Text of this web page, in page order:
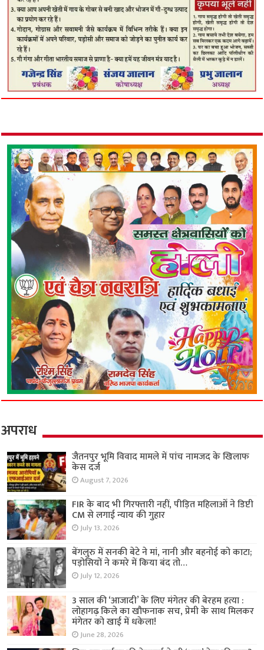
अपराध
जैतनपुर भूमि विवाद मामले में पांच नामजद के खिलाफ
केस दर्ज
August 7, 2026
FIR के बाद भी गिरफ्तारी नहीं, पीड़ित महिलाओं ने डिप्टी
CM से लगाई न्याय की गुहार
July 13, 2026
बेंगलुरु में सनकी बेटे ने मां, नानी और बहनोई को काटा;
पड़ोसियों ने कमरे में किया बंद तो…
July 12, 2026
3 साल की ‘आजादी’ के लिए मंगेतर की बेरहम हत्या :
लोहागढ़ किले का खौफनाक सच, प्रेमी के साथ मिलकर
मंगेतर को खाई में धकेला!
June 28, 2026